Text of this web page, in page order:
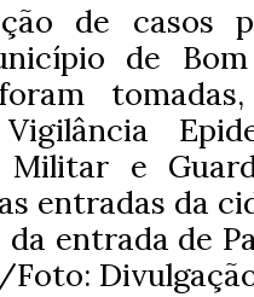
de casos
de
Militar e
entradas da
entrada de